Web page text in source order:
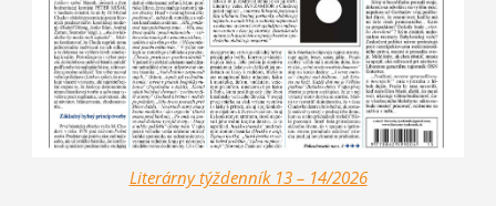
Literárny týždenník 13 – 14/2026